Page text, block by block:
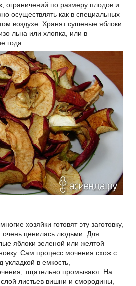
ограничений по размеру плодов и
осуществлять как в специальных
воздухе. Хранят сушеные яблоки
льна или хлопка, или в
года.
хозяйки готовят эту заготовку,
очень ценилась людьми. Для
яблоки зеленой или желтой
Сам процесс мочения схож с
в емкость,
тщательно промывают. На
листьев вишни и смородины,